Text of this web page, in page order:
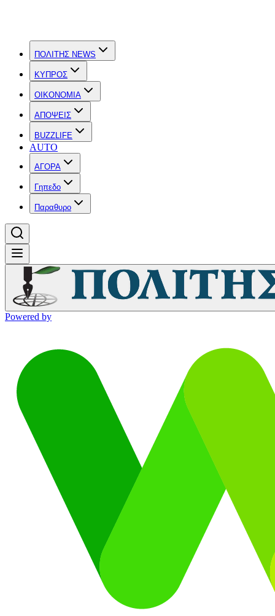
ΠΟΛΙΤΗΣ NEWS
ΚΥΠΡΟΣ
OIKONOMIA
ΑΠΟΨΕΙΣ
BUZZLIFE
AUTO
ΑΓΟΡΑ
Γηπεδο
Παραθυρο
Powered by